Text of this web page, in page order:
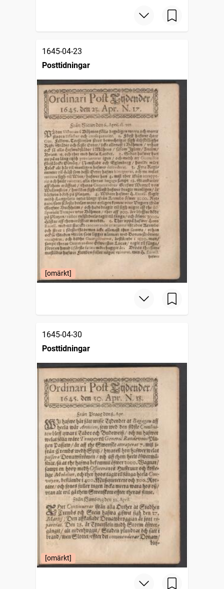
1645-04-23
Posttidningar
[omärkt]
1645-04-30
Posttidningar
[omärkt]